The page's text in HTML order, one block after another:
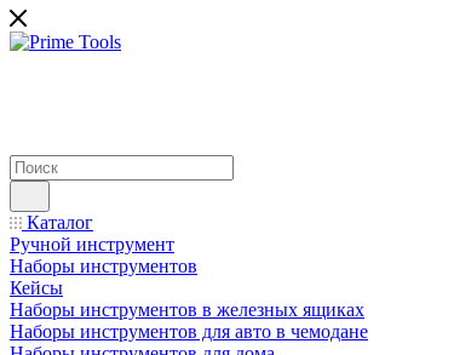
Каталог
Ручной инструмент
Наборы инструментов
Кейсы
Наборы инструментов в железных ящиках
Наборы инструментов для авто в чемодане